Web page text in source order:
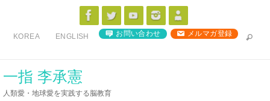
ス
KOREA ENGLISH お問い合わせ メルマガ登録
一指 李承憲
人類愛・地球愛を実践する脳教育